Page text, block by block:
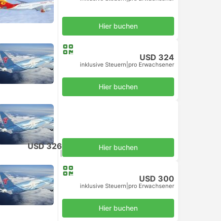
Hier buchen
USD 324
inklusive Steuern pro Erwachsener
Hier buchen
USD 326 Hier buchen
USD 300
inklusive Steuern pro Erwachsener
Hier buchen